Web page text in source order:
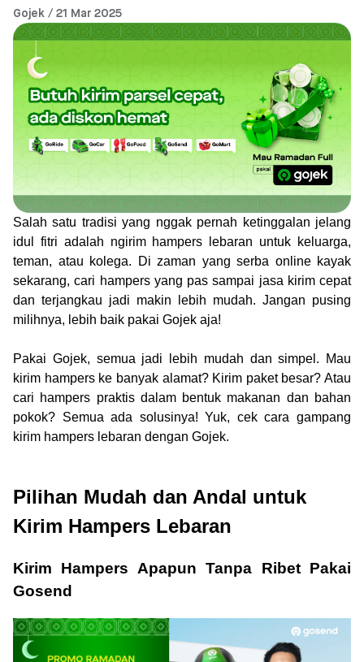
Gojek / 21 Mar 2025
Salah satu tradisi yang nggak pernah ketinggalan jelang
idul fitri adalah ngirim hampers lebaran untuk keluarga,
teman, atau kolega. Di zaman yang serba online kayak
sekarang, cari hampers yang pas sampai jasa kirim cepat
dan terjangkau jadi makin lebih mudah. Jangan pusing
milihnya, lebih baik pakai Gojek aja!
Pakai Gojek, semua jadi lebih mudah dan simpel. Mau
kirim hampers ke banyak alamat? Kirim paket besar? Atau
cari hampers praktis dalam bentuk makanan dan bahan
pokok? Semua ada solusinya! Yuk, cek cara gampang
kirim hampers lebaran dengan Gojek.
Pilihan Mudah dan Andal untuk
Kirim Hampers Lebaran
Kirim Hampers Apapun Tanpa Ribet Pakai
Gosend